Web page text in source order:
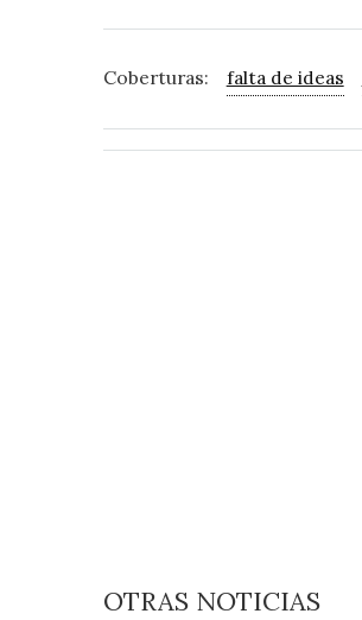
Coberturas: falta de ideas
OTRAS NOTICIAS